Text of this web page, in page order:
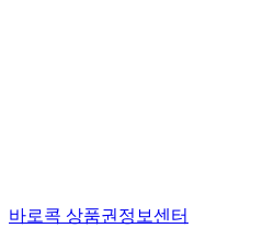
바로콕 상품권정보센터